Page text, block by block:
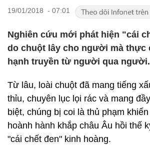
19/01/2018 - 07:01
Nghiên cứu mới phát hiện "cái
do chuột lây cho người mà thực
hạnh truyền từ người qua người.
Từ lâu, loài chuột đã mang tiếng
thỉu, chuyên lục lọi rác và mang
biệt, chúng bị coi là thủ phạm
hoành hành khắp châu Âu hồi thế
"cái chết đen" kinh hoàng.